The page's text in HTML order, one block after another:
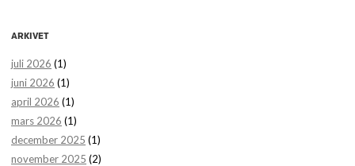
ARKIVET
juli 2026 (1)
juni 2026 (1)
april 2026 (1)
mars 2026 (1)
december 2025 (1)
november 2025 (2)